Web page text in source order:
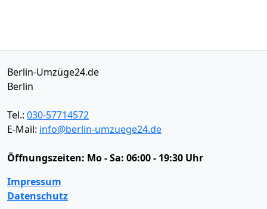
Berlin-Umzüge24.de
Berlin
Tel.: 030-57714572
E-Mail: info@berlin-umzuege24.de
Öffnungszeiten: Mo - Sa: 06:00 - 19:30 Uhr
Impressum
Datenschutz